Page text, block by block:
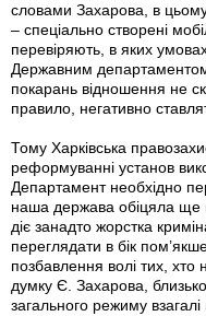
словами Захарова, в
– спеціально створені
перевіряють, в яких
Державним
покарань відношення не
правило, негативно
Тому Харківська
реформуванні установ
Департамент необхідно
наша держава обіцяла ще
діє занадто жорстка
переглядати в бік
позбавлення волі тих, хто
думку Є. Захарова,
загального режиму